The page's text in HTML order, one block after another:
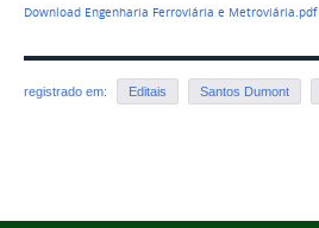
Download Engenharia Ferroviária e Metroviária.pdf
registrado em: Editais Santos Dumont